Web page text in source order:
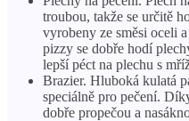
troubou, takže se určitě
vyrobeny ze směsi oceli
pizzy se dobře hodí
lepší péct na plechu s
Brazier. Hluboká kulatá
speciálně pro pečení.
dobře propečou a